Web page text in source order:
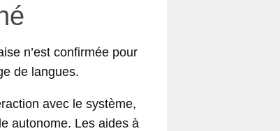
n’est confirmée pour
de langues.
avec le système,
autonome. Les aides à